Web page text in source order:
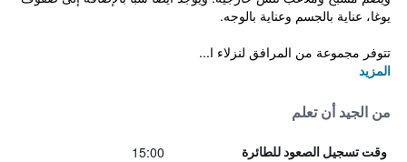
يوغا، عناية بالجسم وعناية بالوجه.
تتوفر مجموعة من المرافق لنزلاء ا...
المزيد
من الجيد أن تعلم
وقت تسجيل الصعود للطائرة 15:00